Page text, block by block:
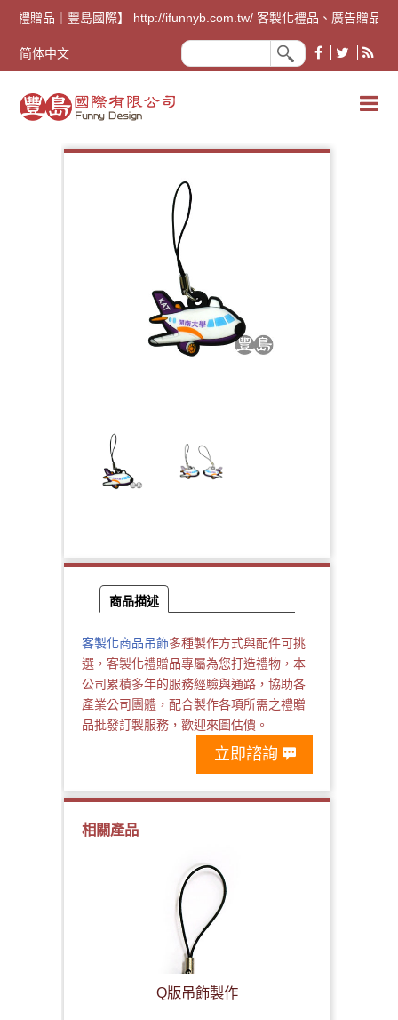
告禮贈品｜豐島國際】 http://ifunnyb.com.tw/ 客製化禮品、廣告贈品
简体中文
商品描述
客製化商品吊飾多種製作方式與配件可挑
選，客製化禮贈品專屬為您打造禮物，本
公司累積多年的服務經驗與通路，協助各
產業公司團體，配合製作各項所需之禮贈
品批發訂製服務，歡迎來圖估價。
立即諮詢
相關產品
Q版吊飾製作